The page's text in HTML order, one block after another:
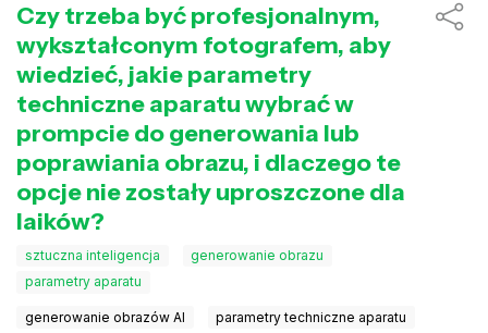
Czy trzeba być profesjonalnym,
wykształconym fotografem, aby
wiedzieć, jakie parametry
techniczne aparatu wybrać w
prompcie do generowania lub
poprawiania obrazu, i dlaczego te
opcje nie zostały uproszczone dla
laików?
sztuczna inteligencja
generowanie obrazu
parametry aparatu
generowanie obrazów AI
parametry techniczne aparatu